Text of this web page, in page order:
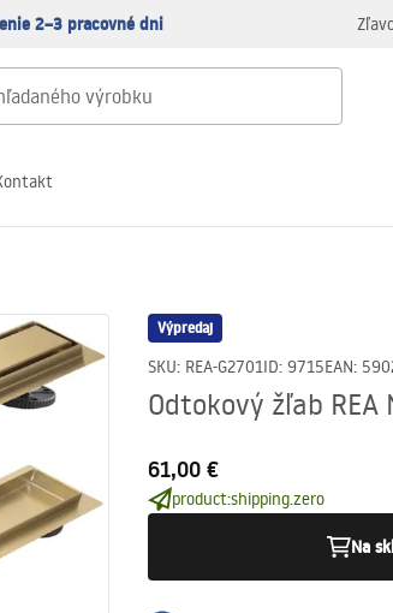
2–3 pracovné dni
Výpredaj
SKU: REA-G2701ID: 9715EAN:
Odtokový žľab REA
61,00 €
product:shipping.zero
Na